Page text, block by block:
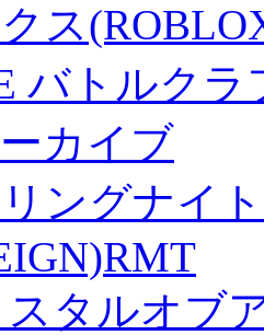
ス
バトルク
カイブ
ングナイ
タルオブ